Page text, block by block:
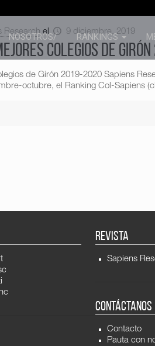
NOSOTROS/ RANKINGS
Research el 9 diciembre, 2019
colegios de Girón
de Girón 2019-2020 Sapiens
octubre, el Ranking Col-Sapiens
REVISTA
Sapiens
CONTÁCTANOS
Contacto
Pauta con